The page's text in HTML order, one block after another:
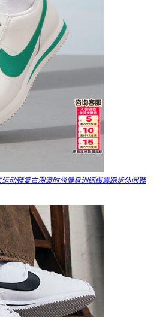
运动鞋复古潮流时尚健身训练缓震跑步休闲鞋